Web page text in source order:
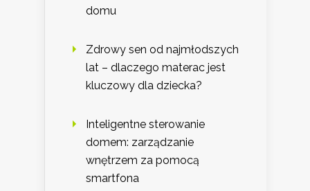
domu
Zdrowy sen od najmłodszych
lat – dlaczego materac jest
kluczowy dla dziecka?
Inteligentne sterowanie
domem: zarządzanie
wnętrzem za pomocą
smartfona